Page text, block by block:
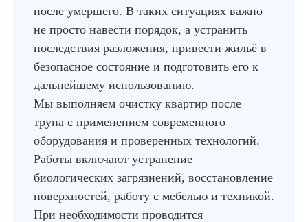
после умершего. В таких ситуациях важно
не просто навести порядок, а устранить
последствия разложения, привести жильё в
безопасное состояние и подготовить его к
дальнейшему использованию.
Мы выполняем очистку квартир после
трупа с применением современного
оборудования и проверенных технологий.
Работы включают устранение
биологических загрязнений, восстановление
поверхностей, работу с мебелью и техникой.
При необходимости проводится